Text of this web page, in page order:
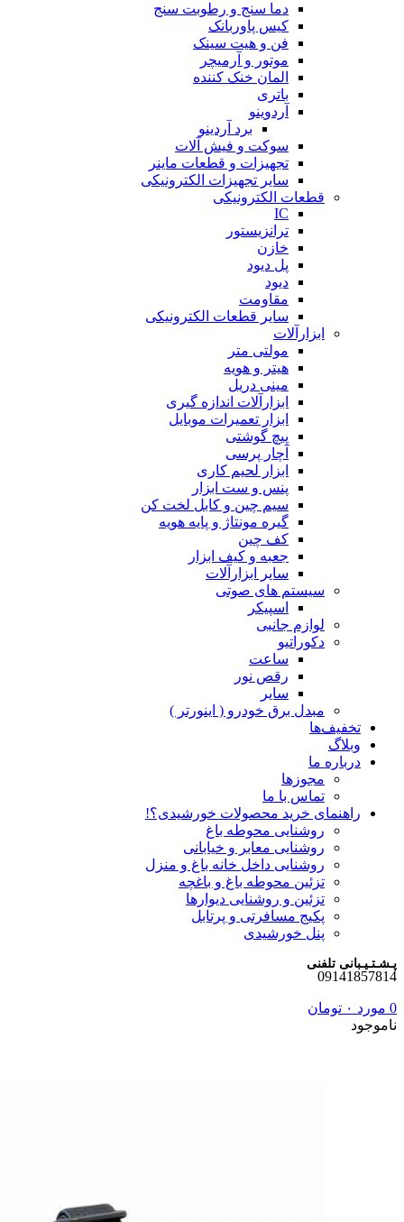
دما سنج و رطوبت سنج
کیس پاوربانک
فن و هیت سینک
موتور و آرمیچر
المان خنک کننده
باتری
آردوینو
برد آردینو
سوکت و فیش آلات
تجهیزات و قطعات ماینر
سایر تجهیزات الکترونیکی
قطعات الکترونیکی
IC
ترانزیستور
خازن
پل دیود
دیود
مقاومت
سایر قطعات الکترونیکی
ابزارآلات
مولتی متر
هیتر و هویه
مینی دریل
ابزارآلات اندازه گیری
ابزار تعمیرات موبایل
پیچ گوشتی
آچار پرسی
ابزار لحیم کاری
پنس و ست ابزار
سیم چین و کابل لخت کن
گیره مونتاژ و پایه هویه
کف چین
جعبه و کیف ابزار
سایر ابزارآلات
سیستم های صوتی
اسپیکر
لوازم جانبی
دکوراتیو
ساعت
رقص نور
سایر
مبدل برق خودرو ( اینورتر )
تخفیف‌ها
وبلاگ
درباره ما
مجوزها
تماس با ما
راهنمای خرید محصولات خورشیدی؟!
روشنایی محوطه باغ
روشنایی معابر و خیابانی
روشنایی داخل خانه باغ و منزل
تزئین محوطه باغ و باغچه
تزئین و روشنایی دیوارها
پکیج مسافرتی و پرتابل
پنل خورشیدی
پـشـتـیـبانی تلفنی
09141857814
0 مورد ۰ تومان
ناموجود